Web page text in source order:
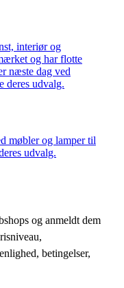
interiør og
og har flotte
næste dag ved
deres udvalg.
møbler og lamper til
udvalg.
og anmeldt dem
betingelser,